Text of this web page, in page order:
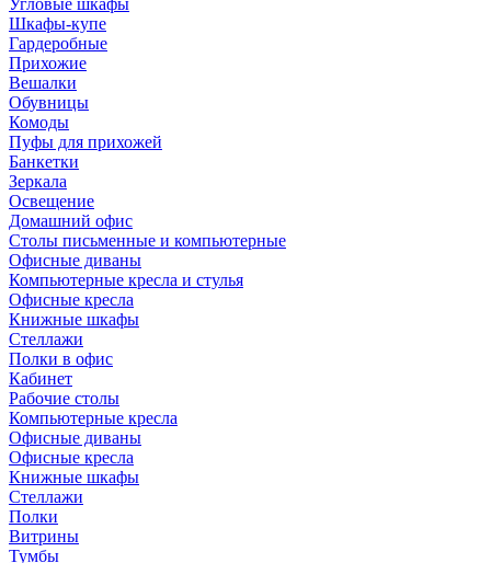
Угловые шкафы
Шкафы-купе
Гардеробные
Прихожие
Вешалки
Обувницы
Комоды
Пуфы для прихожей
Банкетки
Зеркала
Освещение
Домашний офис
Столы письменные и компьютерные
Офисные диваны
Компьютерные кресла и стулья
Офисные кресла
Книжные шкафы
Стеллажи
Полки в офис
Кабинет
Рабочие столы
Компьютерные кресла
Офисные диваны
Офисные кресла
Книжные шкафы
Стеллажи
Полки
Витрины
Тумбы